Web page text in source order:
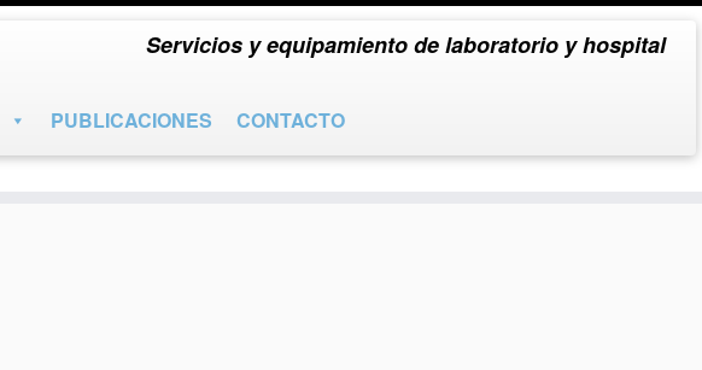
Servicios y equipamiento de laboratorio y hospital
PUBLICACIONES CONTACTO